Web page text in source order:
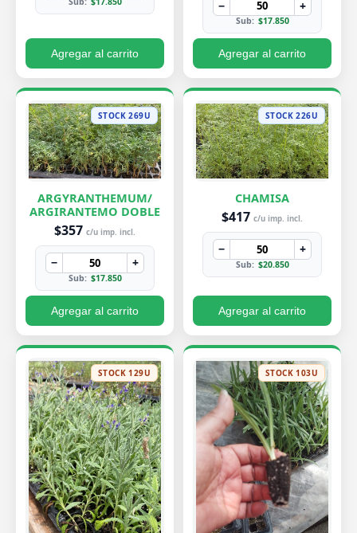
Agregar al carrito
− +
Sub: $17.850
Agregar al carrito
STOCK 269U
ARGYRANTHEMUM/
ARGIRANTEMO DOBLE
$357 c/u imp. incl.
− +
Sub: $17.850
Agregar al carrito
STOCK 226U
CHAMISA
$417 c/u imp. incl.
− +
Sub: $20.850
Agregar al carrito
STOCK 129U STOCK 103U